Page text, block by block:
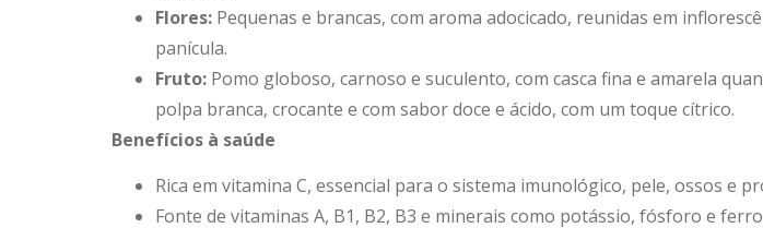
Flores: Pequenas e brancas, com aroma adocicado, reunidas em
panícula.
Fruto: Pomo globoso, carnoso e suculento, com casca fina e amarela
polpa branca, crocante e com sabor doce e ácido, com um toque cítrico.
Benefícios à saúde
Rica em vitamina C, essencial para o sistema imunológico, pele, ossos e
Fonte de vitaminas A, B1, B2, B3 e minerais como potássio, fósforo e